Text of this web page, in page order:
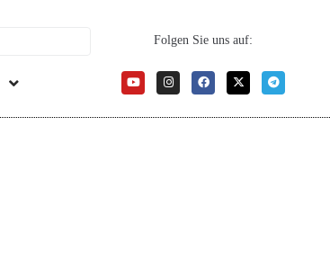
Folgen Sie uns auf: